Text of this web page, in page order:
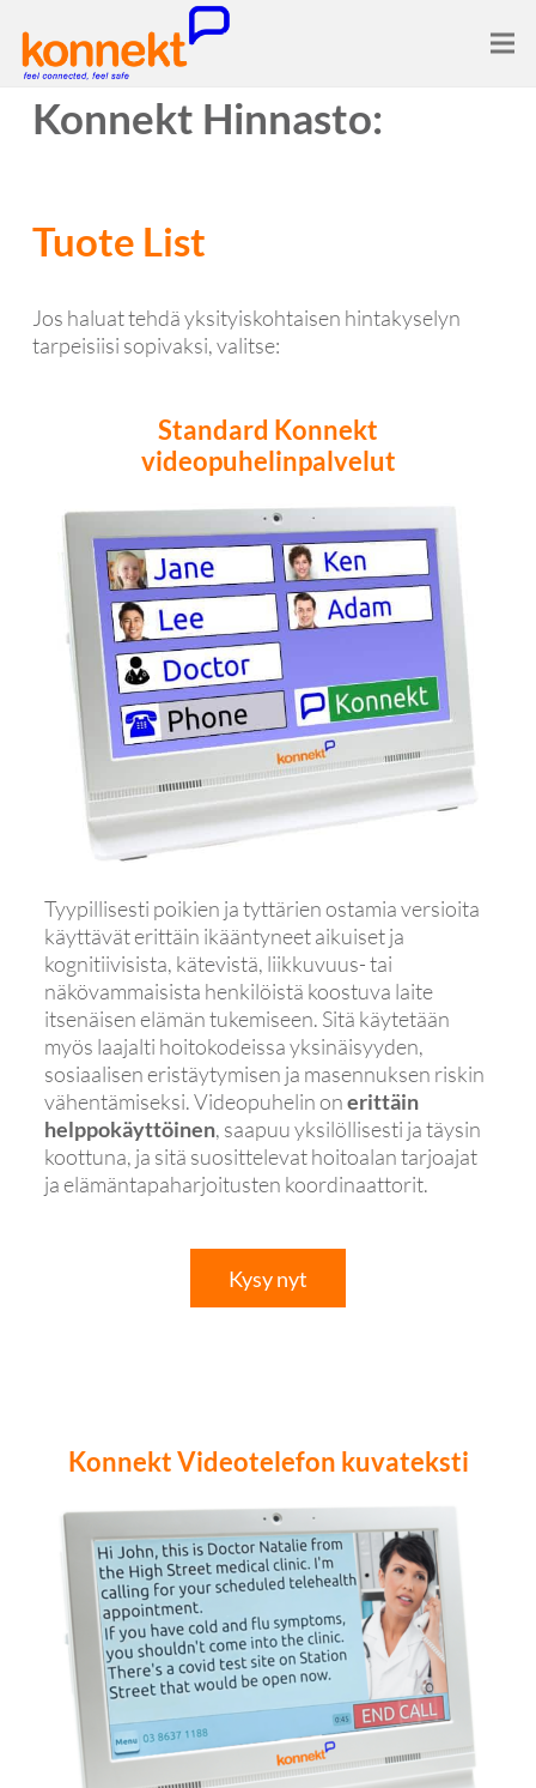
Konnekt Hinnasto:
Tuote List
Jos haluat tehdä yksityiskohtaisen hintakyselyn
tarpeisiisi sopivaksi, valitse:
Standard Konnekt
videopuhelinpalvelut
Tyypillisesti poikien ja tyttärien ostamia versioita
käyttävät erittäin ikääntyneet aikuiset ja
kognitiivisista, kätevistä, liikkuvuus- tai
näkövammaisista henkilöistä koostuva laite
itsenäisen elämän tukemiseen. Sitä käytetään
myös laajalti hoitokodeissa yksinäisyyden,
sosiaalisen eristäytymisen ja masennuksen riskin
vähentämiseksi. Videopuhelin onerittäin
helppokäyttöinen, saapuu yksilöllisesti ja täysin
koottuna, ja sitä suosittelevat hoitoalan tarjoajat
ja elämäntapaharjoitusten koordinaattorit.
Kysy nyt
Konnekt Videotelefon kuvateksti